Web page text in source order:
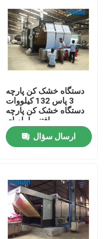
دستگاه خشک کن پارچه
3 پاس 132 کیلووات
دستگاه خشک کن پارچه
بافتنی لوله ای
ارسال سؤال